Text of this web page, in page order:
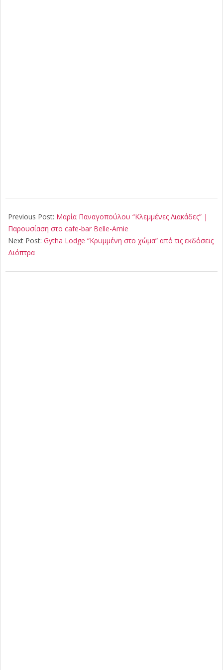
10-
06
Previous Post: Μαρία Παναγοπούλου “Κλεμμένες Λιακάδες” |
Παρουσίαση στο cafe-bar Belle-Amie
Next Post: Gytha Lodge “Κρυμμένη στο χώμα” από τις εκδόσεις
Διόπτρα